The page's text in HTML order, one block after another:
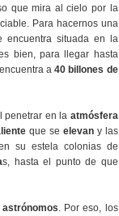
que mira al cielo por la
Para hacernos una
encuentra situada en la
bien, para llegar hasta
a40 billones de
penetrar en la atmósfera
que se elevan y las
su estela colonias de
s, hasta el punto de que
astrónomos. Por eso, los